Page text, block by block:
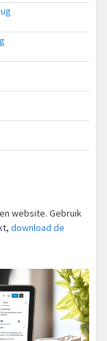
website. Gebruik
download de